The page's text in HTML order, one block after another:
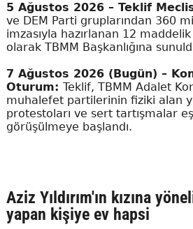
5 Ağustos 2026 – Teklif
ve DEM Parti gruplarından 360
imzasıyla hazırlanan 12
olarak TBMM Başkanlığına
7 Ağustos 2026 (Bugün) –
Oturum: Teklif, TBMM Adalet
muhalefet partilerinin fiziki alan
protestoları ve sert tartışmalar
görüşülmeye başlandı.
Aziz Yıldırım'ın kızına
yapan kişiye ev hapsi